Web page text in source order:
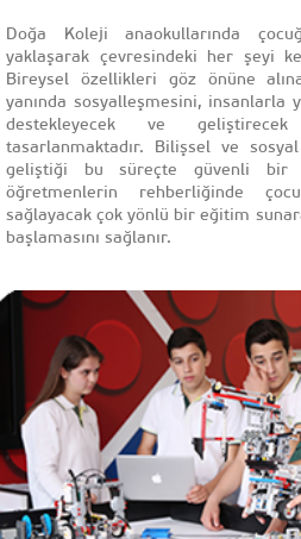
Doğa Koleji anaokullarında
yaklaşarak çevresindeki her şeyi
Bireysel özellikleri göz önüne
yanında sosyalleşmesini, insanlarla
destekleyecek ve
tasarlanmaktadır. Bilişsel ve
geliştiği bu süreçte güvenli bir
öğretmenlerin rehberliğinde
sağlayacak çok yönlü bir eğitim
başlamasını sağlanır.